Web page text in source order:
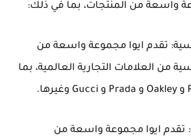
واسعة من المنتجات، بما في ذلك:
تقدم ايوا مجموعة واسعة من
من العلامات التجارية العالمية، بما
تقدم ايوا مجموعة واسعة من